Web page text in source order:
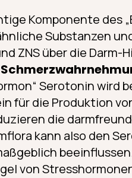
Komponente des
Substanzen
ZNS über die Darm-
Serotonin wird
für die Produktion
die
kann also den
von